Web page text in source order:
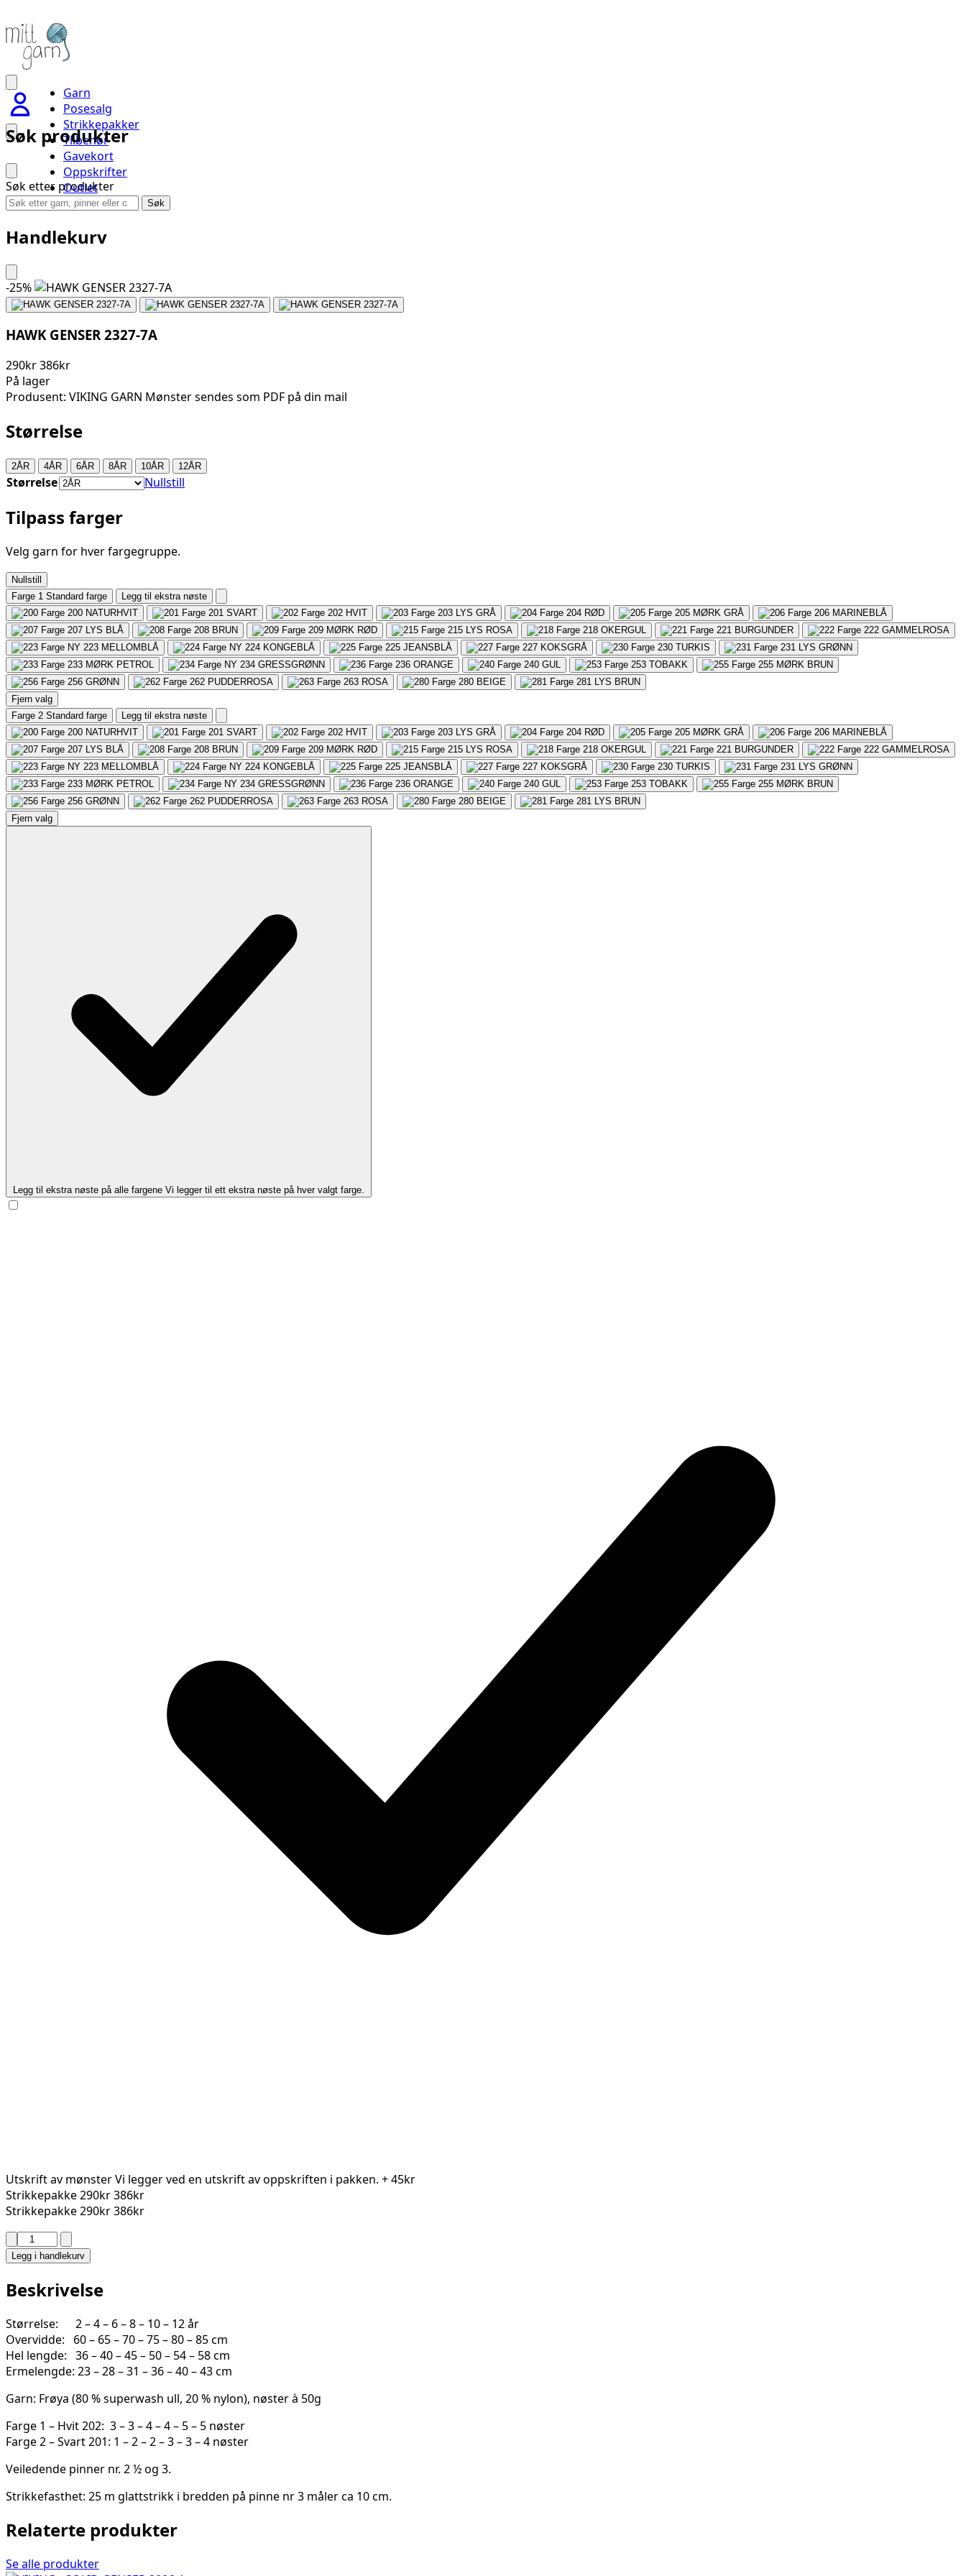
Garn
Posesalg
Strikkepakker
Tilbehør
Gavekort
Oppskrifter
Outlet
Handlevogn
Søk produkter
Søk etter produkter
Søk
Handlekurv
-25%
HAWK GENSER 2327-7A
290kr386kr
På lager
Produsent: VIKING GARN Mønster sendes som PDF på din mail
Størrelse
2ÅR 4ÅR 6ÅR 8ÅR 10ÅR 12ÅR
Størrelse Nullstill
Tilpass farger
Velg garn for hver fargegruppe.
Nullstill
Farge 1 Standard farge
Legg til ekstra nøste
200 NATURHVIT 201 SVART 202 HVIT 203 LYS GRÅ 204 RØD 205 MØRK GRÅ 206 MARINEBLÅ
207 LYS BLÅ 208 BRUN 209 MØRK RØD 215 LYS ROSA 218 OKERGUL 221 BURGUNDER 222 GAMMELROSA
223 MELLOMBLÅ 224 KONGEBLÅ 225 JEANSBLÅ 227 KOKSGRÅ 230 TURKIS 231 LYS GRØNN
233 MØRK PETROL 234 GRESSGRØNN 236 ORANGE 240 GUL 253 TOBAKK 255 MØRK BRUN
256 GRØNN 262 PUDDERROSA 263 ROSA 280 BEIGE 281 LYS BRUN
Fjern valg
Farge 2 Standard farge
Legg til ekstra nøste
200 NATURHVIT 201 SVART 202 HVIT 203 LYS GRÅ 204 RØD 205 MØRK GRÅ 206 MARINEBLÅ
207 LYS BLÅ 208 BRUN 209 MØRK RØD 215 LYS ROSA 218 OKERGUL 221 BURGUNDER 222 GAMMELROSA
223 MELLOMBLÅ 224 KONGEBLÅ 225 JEANSBLÅ 227 KOKSGRÅ 230 TURKIS 231 LYS GRØNN
233 MØRK PETROL 234 GRESSGRØNN 236 ORANGE 240 GUL 253 TOBAKK 255 MØRK BRUN
256 GRØNN 262 PUDDERROSA 263 ROSA 280 BEIGE 281 LYS BRUN
Fjern valg
Legg til ekstra nøste på alle fargene Vi legger til ett ekstra nøste på hver valgt farge.
Utskrift av mønsterVi legger ved en utskrift av oppskriften i pakken. + 45kr
Strikkepakke290kr386kr
Strikkepakke290kr386kr
HAWK
GENSER
2327-
7A
antall
Legg i handlekurv
Beskrivelse
Størrelse: 2 – 4 – 6 – 8 – 10 – 12 år
Overvidde: 60 – 65 – 70 – 75 – 80 – 85 cm
Hel lengde: 36 – 40 – 45 – 50 – 54 – 58 cm
Ermelengde: 23 – 28 – 31 – 36 – 40 – 43 cm
Garn: Frøya (80 % superwash ull, 20 % nylon), nøster à 50g
Farge 1 – Hvit 202: 3 – 3 – 4 – 4 – 5 – 5 nøster
Farge 2 – Svart 201: 1 – 2 – 2 – 3 – 3 – 4 nøster
Veiledende pinner nr. 2 ½ og 3.
Strikkefasthet: 25 m glattstrikk i bredden på pinne nr 3 måler ca 10 cm.
Relaterte produkter
Se alle produkter